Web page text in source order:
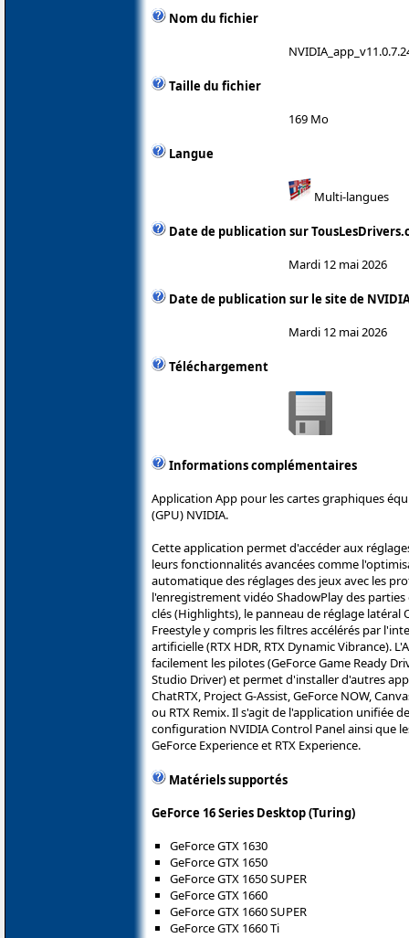
Nom du fichier
Taille du fichier
169 Mo
Langue
Multi-langues
Date de publication sur
Mardi 12 mai 2026
Date de publication sur le site de
Mardi 12 mai 2026
Téléchargement
Informations complémentaires
Application App pour les cartes graphiques
(GPU) NVIDIA.
Cette application permet d'accéder aux
leurs fonctionnalités avancées comme
automatique des réglages des jeux avec les
l'enregistrement vidéo ShadowPlay des
clés (Highlights), le panneau de réglage latéral
Freestyle y compris les filtres accélérés par
artificielle (RTX HDR, RTX Dynamic Vibrance).
facilement les pilotes (GeForce Game Ready
Studio Driver) et permet d'installer d'autres
ChatRTX, Project G-Assist, GeForce NOW,
ou RTX Remix. Il s'agit de l'application unifiée
configuration NVIDIA Control Panel ainsi que
GeForce Experience et RTX Experience.
Matériels supportés
GeForce 16 Series Desktop (Turing)
GeForce GTX 1630
GeForce GTX 1650
GeForce GTX 1650 SUPER
GeForce GTX 1660
GeForce GTX 1660 SUPER
GeForce GTX 1660 Ti